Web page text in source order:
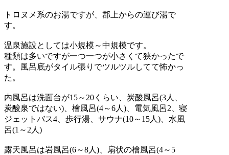
トロヌメ系のお湯ですが、郡上からの運び湯で
す。
温泉施設としては小規模～中規模です。
種類は多いですが一つ一つが小さくて狭かったで
す。風呂底がタイル張りでツルツルしてて怖かっ
た。
内風呂は洗面台が15～20くらい、炭酸風呂(3人、
炭酸泉ではない)、檜風呂(4～6人)、電気風呂2、寝
ジェットバス4、歩行湯、サウナ(10～15人)、水風
呂(1～2人)
露天風呂は岩風呂(6～8人)、扇状の檜風呂(4～5